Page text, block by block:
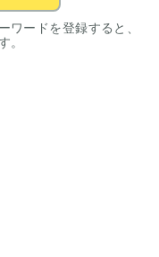
ワードを登録すると、
。